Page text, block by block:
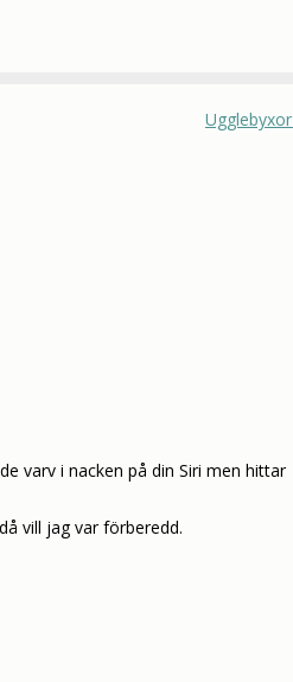
Ugglebyxor
varv i nacken på din Siri men hittar
vill jag var förberedd.